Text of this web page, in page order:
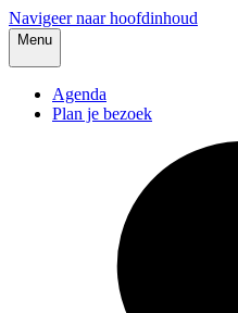
Navigeer naar hoofdinhoud
Menu
Agenda
Plan je bezoek